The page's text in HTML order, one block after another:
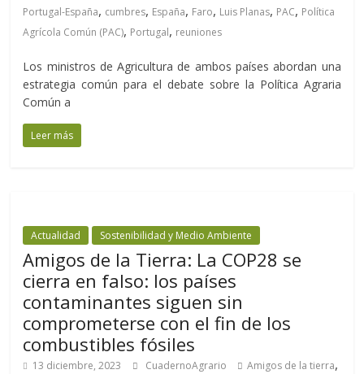
Portugal-España, cumbres, España, Faro, Luis Planas, PAC, Política
Agrícola Común (PAC), Portugal, reuniones
Los ministros de Agricultura de ambos países abordan una
estrategia común para el debate sobre la Política Agraria
Común a
Leer más
Actualidad Sostenibilidad y Medio Ambiente
Amigos de la Tierra: La COP28 se
cierra en falso: los países
contaminantes siguen sin
comprometerse con el fin de los
combustibles fósiles
13 diciembre, 2023 CuadernoAgrario Amigos de la tierra,